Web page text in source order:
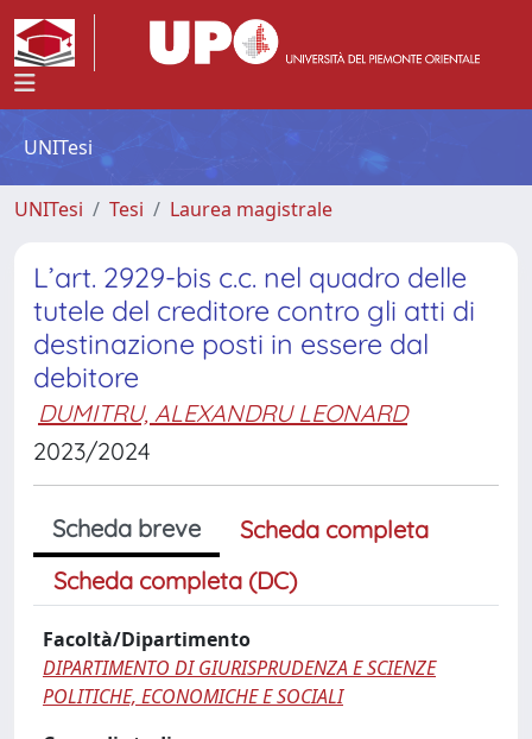
UNITesi
UNITesi Tesi Laurea magistrale
L’art. 2929-bis c.c. nel quadro delle
tutele del creditore contro gli atti di
destinazione posti in essere dal
debitore
DUMITRU, ALEXANDRU LEONARD
2023/2024
Scheda breve
Scheda completa
Scheda completa (DC)
Facoltà/Dipartimento
DIPARTIMENTO DI GIURISPRUDENZA E SCIENZE
POLITICHE, ECONOMICHE E SOCIALI